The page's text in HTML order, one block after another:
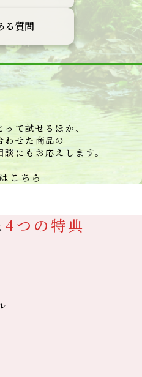
る質問
て試せるほか、
わせた商品の
談にもお応えします。
こちら
4つの特典